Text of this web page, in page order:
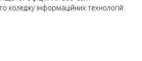
коледжу інформаційних технологій